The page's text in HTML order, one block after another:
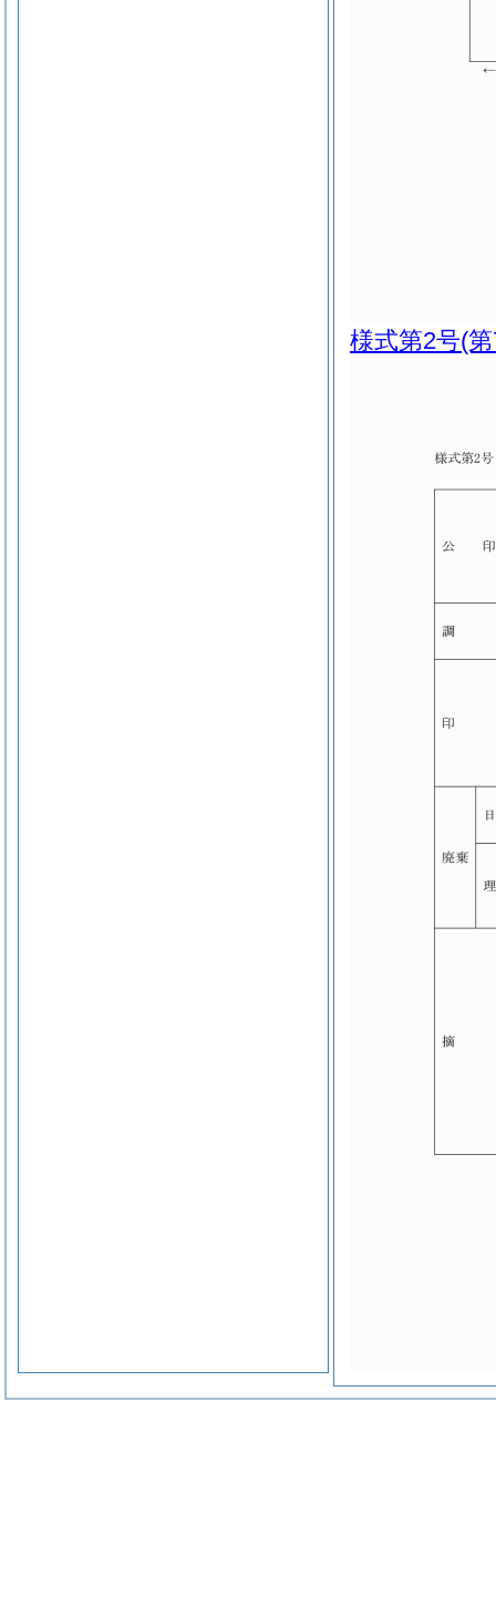
様式第2号(